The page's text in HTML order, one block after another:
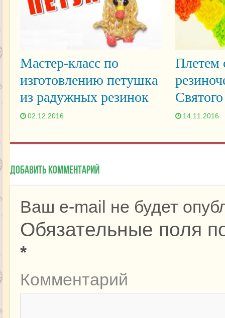
Мастер-класс по
изготовлению петушка
из радужных резинок
02.12.2016
Плетем
14.11.2016
Добавить комментарий
Ваш e-mail не будет
Обязательные поля
*
Комментарий